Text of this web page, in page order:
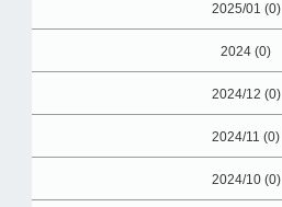
2025/01 (0)
2024 (0)
2024/12 (0)
2024/11 (0)
2024/10 (0)